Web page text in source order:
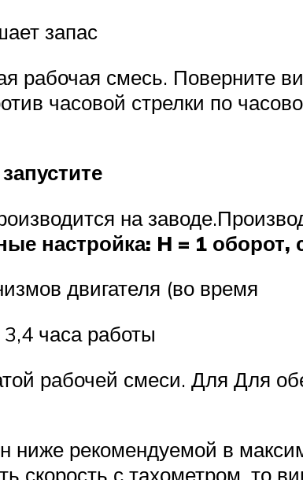
запас
смесь. Поверните
часовой стрелки по
на
настройка: H = 1 оборот,
двигателя (во время
часа работы
рабочей смеси. Для Для
ниже рекомендуемой в
скорость с тахометром, то